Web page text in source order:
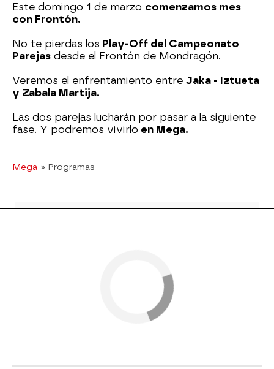
Este domingo 1 de marzo comenzamos mes
con Frontón.
No te pierdas los Play-Off del Campeonato
Parejas desde el Frontón de Mondragón.
Veremos el enfrentamiento entre Jaka - Iztueta
y Zabala Martija.
Las dos parejas lucharán por pasar a la siguiente
fase. Y podremos vivirlo en Mega.
Mega » Programas